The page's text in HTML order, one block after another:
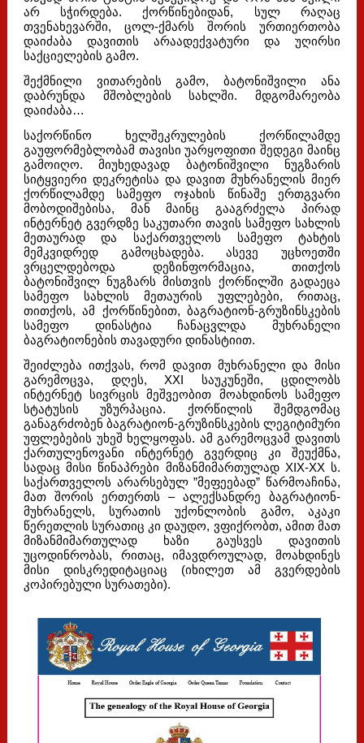
არ სჭირდება. ქორწინებიდან, სულ რაღაც
თვენახევარში, ცოლ-ქმარს შორის ურთიერთობა
დაიძაბა დავითის არაადექვატური და უღირსი
საქციელების გამო.
შექმნილი ვითარების გამო, ბატონიშვილი ანა
დაბრუნდა მშობლების სახლში. მდგომარეობა
დაიძაბა…
საქორწინო ხელშეკრულების ქორწილამდე
გაუფორმებლობამ თავისი უარყოფითი შედეგი მაინც
გამოიღო. მიუხედავად ბატონიშვილი ნუგზარის
სიტყვიერი დეკრეტისა და დავით მუხრანელის მიერ
ქორწილამდე სამეფო ოჯახის წინაშე ერთგვარი
მობოდიშებისა, მან მაინც გააგრძელა პირად
ინტერნეტ გვერდზე საკუთარი თავის სამეფო სახლის
მეთაურად და საქართველოს სამეფო ტახტის
მემკვიდრედ გამოცხადება. ასევე უცხოეთში
ვრცელდებოდა დეზინფორმაცია, თითქოს
ბატონიშვილ ნუგზარს მისთვის ქორწილში გადაეცა
სამეფო სახლის მეთაურის უფლებები, რითაც,
თითქოს, ამ ქორწინებით, ბაგრატიონ-გრუზინსკების
სამეფო დინასტია ჩანაცვლდა მუხრანელი
ბაგრატიონების თავადური დინასტიით.
შეიძლება ითქვას, რომ დავით მუხრანელი და მისი
გარემოცვა, დღეს, XXI საუკუნეში, ცდილობს
ინტერნეტ სივრცის მეშვეობით მოახდინოს სამეფო
სტატუსის უზურპაცია. ქორწილის შემდგომაც
განაგრძობენ ბაგრატიონ-გრუზინსკების ლეგიტიმური
უფლებების უხეშ ხელყოფას. ამ გარემოცვამ დავითს
ქართულენოვანი ინტერნეტ გვერდიც კი შეუქმნა,
სადაც მისი წინაპრები მიზანმიმართულად XIX-XX ს.
საქართველოს არარსებულ ”მეფეებად” წარმოაჩინა,
მათ შორის ერთერთს – ალექსანდრე ბაგრატიონ-
მუხრანელს, სურათის უქონლობის გამო, აკაკი
წერეთლის სურათიც კი დაუდო, ვფიქრობთ, ამით მათ
მიზანმიმართულად ხაზი გაუსვეს დავითის
უცოდინრობას, რითაც, იმავდროულად, მოახდინეს
მისი დისკრედიტაციაც (იხილეთ ამ გვერდების
კოპირებული სურათები).